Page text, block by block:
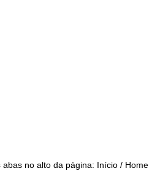
abas no alto da página: Início / Home